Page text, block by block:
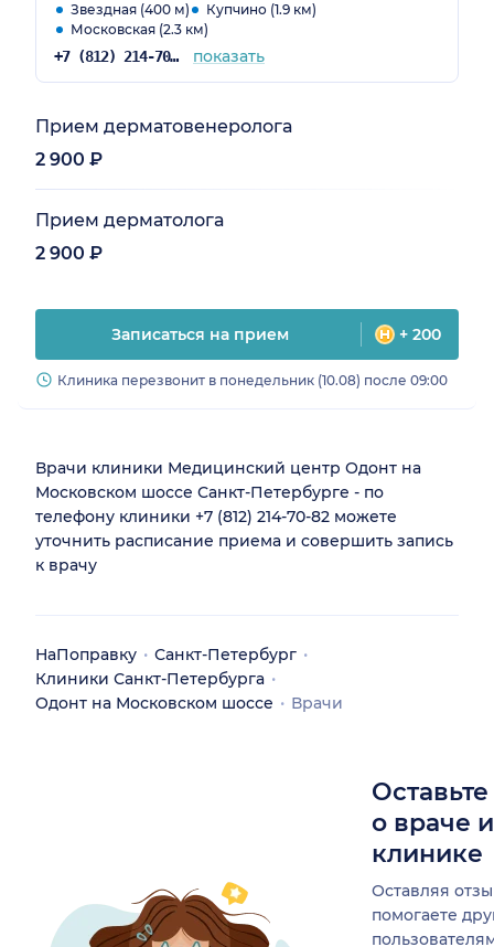
Звездная (400 м)
Купчино (1.9 км)
Московская (2.3 км)
+7 (812) 214-70-82 показать
Прием дерматовенеролога
2 900 ₽
Прием дерматолога
2 900 ₽
Записаться на прием + 200
Клиника перезвонит в понедельник (10.08) после 09:00
Врачи клиники Медицинский центр Одонт на
Московском шоссе Санкт-Петербурге - по
телефону клиники +7 (812) 214-70-82 можете
уточнить расписание приема и совершить запись
к врачу
НаПоправку
Санкт-Петербург
Клиники Санкт-Петербурга
Одонт на Московском шоссе
Врачи
о враче
клинике
Оставляя
помогаете